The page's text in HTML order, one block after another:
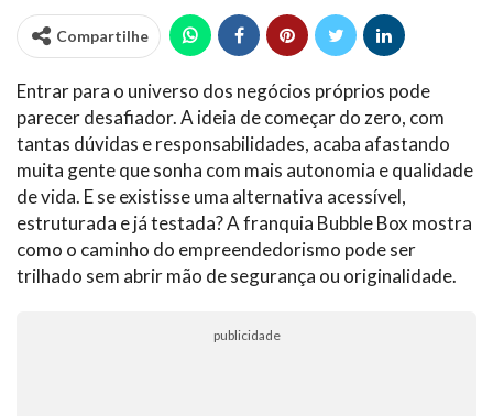
Compartilhe
Entrar para o universo dos negócios próprios pode
parecer desafiador. A ideia de começar do zero, com
tantas dúvidas e responsabilidades, acaba afastando
muita gente que sonha com mais autonomia e qualidade
de vida. E se existisse uma alternativa acessível,
estruturada e já testada? A franquia Bubble Box mostra
como o caminho do empreendedorismo pode ser
trilhado sem abrir mão de segurança ou originalidade.
publicidade